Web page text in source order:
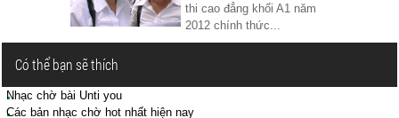
thi cao đẳng khối A1 năm
2012 chính thức...
Có thể bạn sẽ thích
Nhạc chờ bài Unti you
Các bản nhạc chờ hot nhất hiện nay